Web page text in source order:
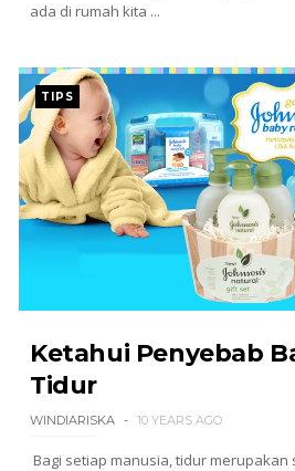
ada di rumah kita ...
TIPS
Ketahui Penyebab
Tidur
WINDIARISKA 10 YEARS AGO
Bagi setiap manusia, tidur